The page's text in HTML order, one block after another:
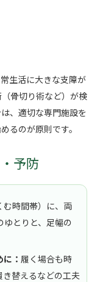
生活に大きな支障が
骨切り術など）が検
、適切な専門施設を
るのが原則です。
予防
む時間帯）に、両
とりと、足幅の
： 履く場合も時
替えるなどの工夫